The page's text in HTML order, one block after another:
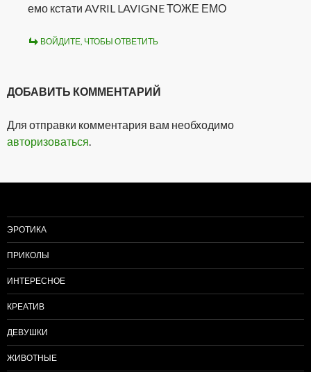
емо кстати AVRIL LAVIGNE ТОЖЕ ЕМО
ВОЙДИТЕ, ЧТОБЫ ОТВЕТИТЬ
ДОБАВИТЬ КОММЕНТАРИЙ
Для отправки комментария вам необходимо
авторизоваться
ЭРОТИКА
ПРИКОЛЫ
ИНТЕРЕСНОЕ
КРЕАТИВ
ДЕВУШКИ
ЖИВОТНЫЕ